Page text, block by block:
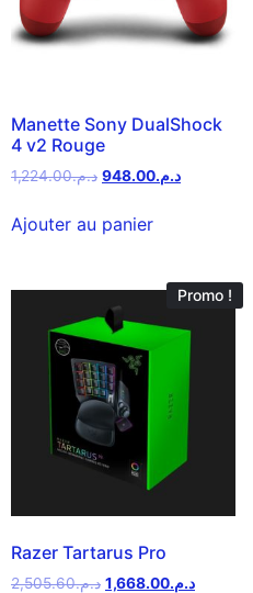
Manette Sony DualShock
4 v2 Rouge
د.م.1,224.00 د.م.948.00
Ajouter au panier
Promo !
Razer Tartarus Pro
د.م.2,505.60 د.م.1,668.00